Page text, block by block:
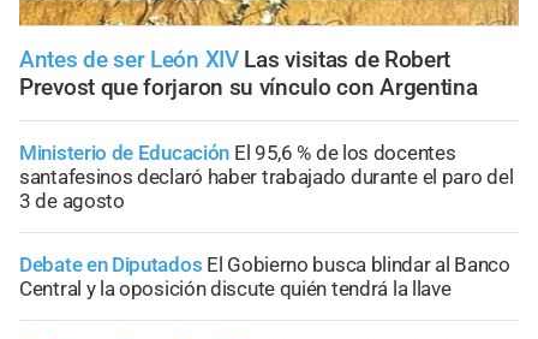
Antes de ser León XIV Las visitas de Robert
Prevost que forjaron su vínculo con Argentina
Ministerio de Educación El 95,6 % de los docentes
santafesinos declaró haber trabajado durante el paro del
3 de agosto
Debate en Diputados El Gobierno busca blindar al Banco
Central y la oposición discute quién tendrá la llave